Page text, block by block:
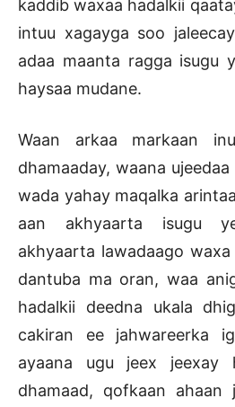
kaddib waxaa hadalkii
intuu xagayga soo
adaa maanta ragga isugu
haysaa mudane.
Waan arkaa markaan
dhamaaday, waana
wada yahay maqalka
aan akhyaarta isugu
akhyaarta lawadaago
dantuba ma oran, waa
hadalkii deedna ukala
cakiran ee jahwareerka
ayaana ugu jeex jeexay
dhamaad, qofkaan